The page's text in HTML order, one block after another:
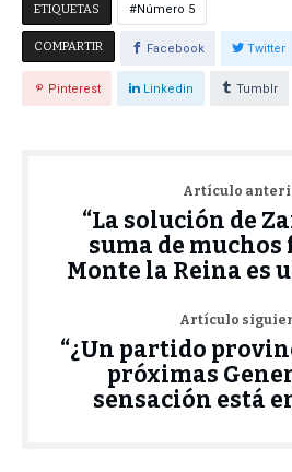
ETIQUETAS Número 5
COMPARTIR Facebook Twitter
Pinterest Linkedin Tumblr
Artículo
“La solución de
suma de muchos
Monte la Reina es
Artículo
“¿Un partido
próximas
sensación está